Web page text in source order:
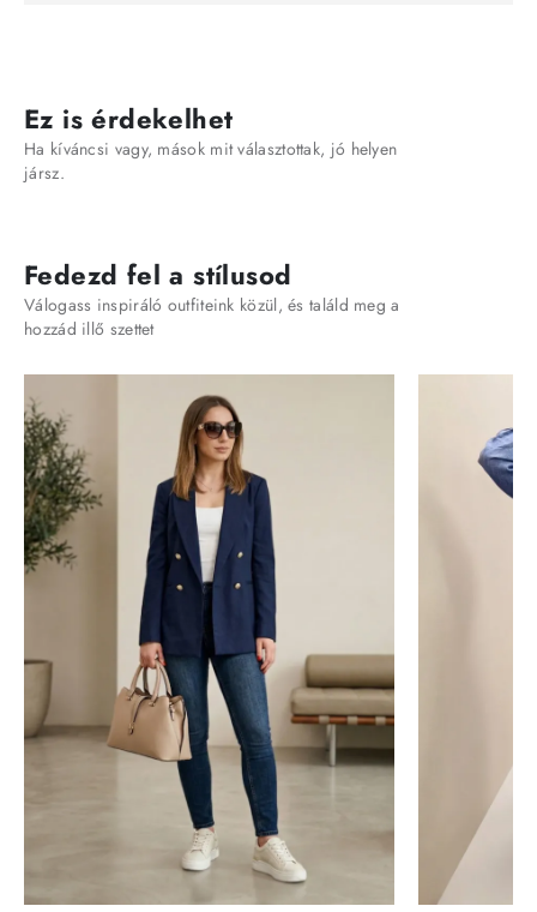
Ez is érdekelhet
Ha kíváncsi vagy, mások mit választottak, jó helyen
jársz.
Fedezd fel a stílusod
Válogass inspiráló outfiteink közül, és találd meg a
hozzád illő szettet